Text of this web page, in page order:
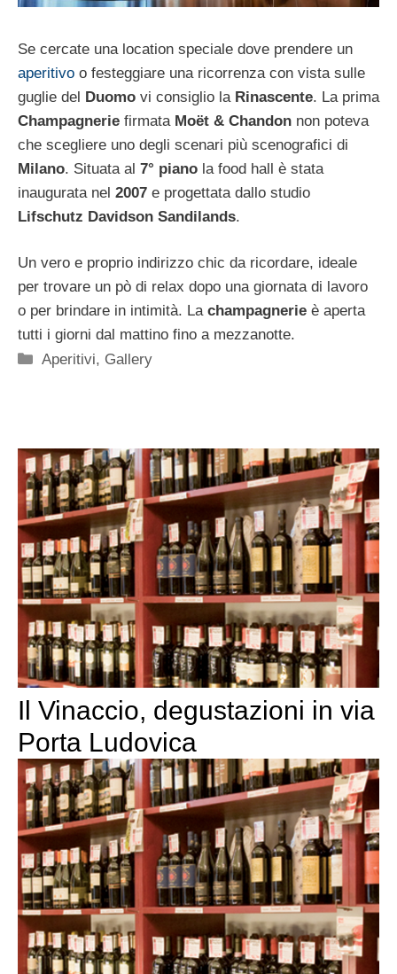
Se cercate una location speciale dove prendere un
aperitivo o festeggiare una ricorrenza con vista sulle
guglie del Duomo vi consiglio la Rinascente. La prima
Champagnerie firmata Moët & Chandon non poteva
che scegliere uno degli scenari più scenografici di
Milano. Situata al 7° piano la food hall è stata
inaugurata nel 2007 e progettata dallo studio
Lifschutz Davidson Sandilands.
Un vero e proprio indirizzo chic da ricordare, ideale
per trovare un pò di relax dopo una giornata di lavoro
o per brindare in intimità. La champagnerie è aperta
tutti i giorni dal mattino fino a mezzanotte.
Categorie
Aperitivi, Gallery
Il Vinaccio, degustazioni in via
Porta Ludovica